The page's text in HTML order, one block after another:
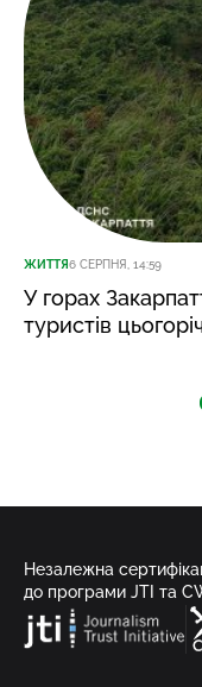
ЖИТТЯ6 СЕРПНЯ, 14:59
У горах
туристів
Незалежна
до програми JTI та